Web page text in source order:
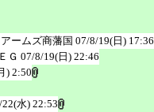
ームズ商藩国 07/8/19(日) 17:36
Ｇ 07/8/19(日) 22:46
) 2:50
水) 22:53